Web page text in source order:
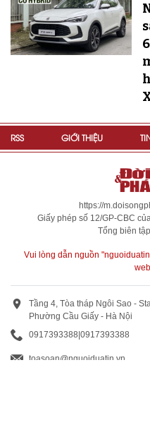
RSS GIỚI THIỆU
https://
Giấy phép số 12/GP-CBC
Tổng biên
Vui lòng dẫn nguồn
Tầng 4, Tòa tháp Ngôi Sao -
Phường Cầu Giấy - Hà Nội
0917393388 0917393388
toasoan@nguoiduatin.vn